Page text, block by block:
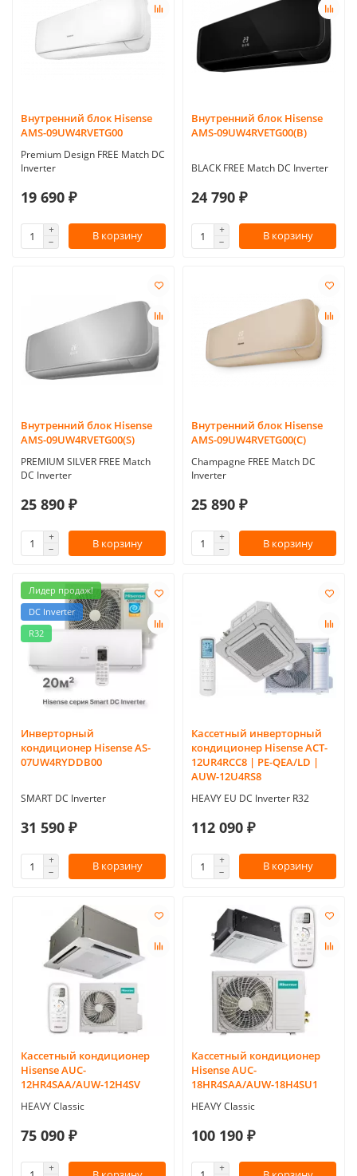
Внутренний блок Hisense
AMS-09UW4RVETG00
Premium Design FREE Match DC
Inverter
19 690 ₽
В корзину
Внутренний блок Hisense
AMS-09UW4RVETG00(B)
BLACK FREE Match DC Inverter
24 790 ₽
В корзину
Внутренний блок Hisense
AMS-09UW4RVETG00(S)
PREMIUM SILVER FREE Match
DC Inverter
25 890 ₽
В корзину
Внутренний блок Hisense
AMS-09UW4RVETG00(С)
Champagne FREE Match DC
Inverter
25 890 ₽
В корзину
Лидер продаж!
DC Inverter
R32
Инверторный
кондиционер Hisense AS-
07UW4RYDDB00
SMART DC Inverter
31 590 ₽
В корзину
Кассетный инверторный
кондиционер Hisense ACT-
12UR4RCC8 | PE-QEA/LD |
AUW-12U4RS8
HEAVY EU DC Inverter R32
112 090 ₽
В корзину
Кассетный кондиционер
Hisense AUC-
12HR4SAA/AUW-12H4SV
HEAVY Classic
75 090 ₽
Кассетный кондиционер
Hisense AUC-
18HR4SAA/AUW-18H4SU1
HEAVY Classic
100 190 ₽